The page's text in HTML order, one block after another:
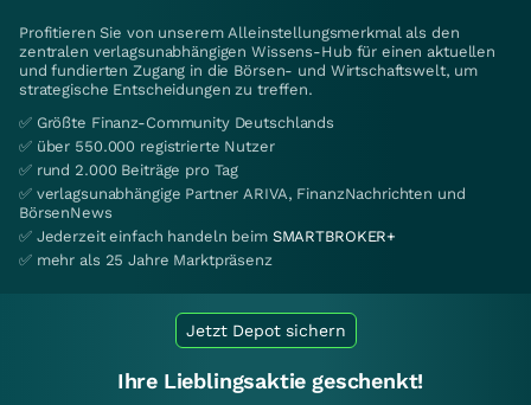
Profitieren Sie von unserem Alleinstellungsmerkmal als den
zentralen verlagsunabhängigen Wissens-Hub für einen aktuellen
und fundierten Zugang in die Börsen- und Wirtschaftswelt, um
strategische Entscheidungen zu treffen.
✅ Größte Finanz-Community Deutschlands
✅ über 550.000 registrierte Nutzer
✅ rund 2.000 Beiträge pro Tag
✅ verlagsunabhängige Partner ARIVA, FinanzNachrichten und
BörsenNews
✅ Jederzeit einfach handeln beim SMARTBROKER+
✅ mehr als 25 Jahre Marktpräsenz
Jetzt Depot sichern
Ihre Lieblingsaktie geschenkt!